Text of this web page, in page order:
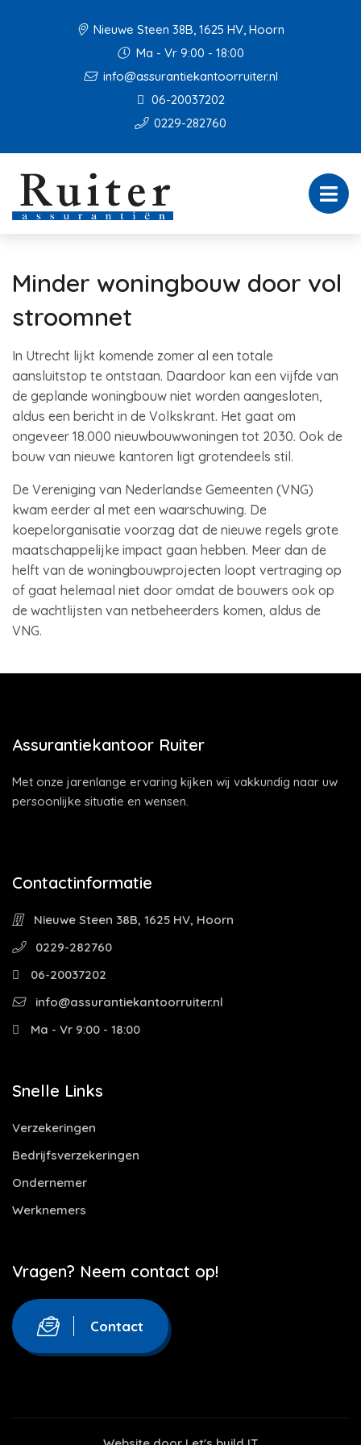
Nieuwe Steen 38B, 1625 HV, Hoorn
Ma - Vr 9:00 - 18:00
info@assurantiekantoorruiter.nl
06-20037202
0229-282760
Minder woningbouw door vol
stroomnet
In Utrecht lijkt komende zomer al een totale
aansluitstop te ontstaan. Daardoor kan een vijfde van
de geplande woningbouw niet worden aangesloten,
aldus een bericht in de Volkskrant. Het gaat om
ongeveer 18.000 nieuwbouwwoningen tot 2030. Ook de
bouw van nieuwe kantoren ligt grotendeels stil.
De Vereniging van Nederlandse Gemeenten (VNG)
kwam eerder al met een waarschuwing. De
koepelorganisatie voorzag dat de nieuwe regels grote
maatschappelijke impact gaan hebben. Meer dan de
helft van de woningbouwprojecten loopt vertraging op
of gaat helemaal niet door omdat de bouwers ook op
de wachtlijsten van netbeheerders komen, aldus de
VNG.
Assurantiekantoor Ruiter
Met onze jarenlange ervaring kijken wij vakkundig naar uw
persoonlijke situatie en wensen.
Contactinformatie
Nieuwe Steen 38B, 1625 HV, Hoorn
0229-282760
06-20037202
info@assurantiekantoorruiter.nl
Ma - Vr 9:00 - 18:00
Snelle Links
Verzekeringen
Bedrijfsverzekeringen
Ondernemer
Werknemers
Vragen? Neem contact op!
Contact